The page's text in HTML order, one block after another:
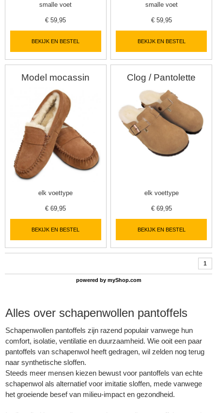
smalle voet
€59,95
BEKIJK EN BESTEL
smalle voet
€ 59,95
BEKIJK EN BESTEL
Model mocassin
elk voettype
€69,95
BEKIJK EN BESTEL
Clog / Pantolette
elk voettype
€ 69,95
BEKIJK EN BESTEL
1
powered by myShop.com
Alles over schapenwollen pantoffels
Schapenwollen pantoffels zijn razend populair vanwege hun
comfort, isolatie, ventilatie en duurzaamheid. Wie ooit een paar
pantoffels van schapenwol heeft gedragen, wil zelden nog terug
naar synthetische sloffen.
Steeds meer mensen kiezen bewust voor pantoffels van echte
schapenwol als alternatief voor imitatie sloffen, mede vanwege
het groeiende besef van milieu-impact en gezondheid.